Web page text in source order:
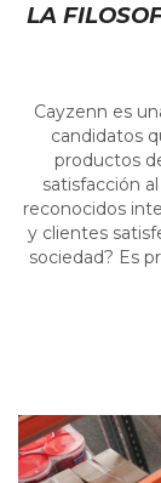
LA
Cayzenn es
candidatos
productos
satisfacción
reconocidos
y clientes
sociedad? Es